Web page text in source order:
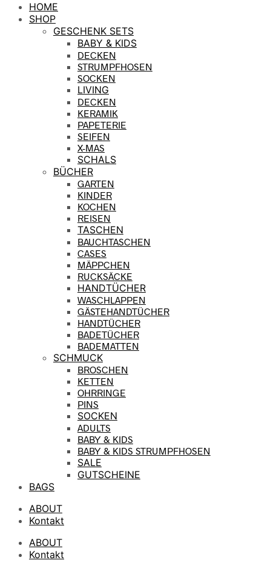
HOME
SHOP
GESCHENK SETS
BABY & KIDS
DECKEN
STRUMPFHOSEN
SOCKEN
LIVING
DECKEN
KERAMIK
PAPETERIE
SEIFEN
X-MAS
SCHALS
BÜCHER
GARTEN
KINDER
KOCHEN
REISEN
TASCHEN
BAUCHTASCHEN
CASES
MÄPPCHEN
RUCKSÄCKE
HANDTÜCHER
WASCHLAPPEN
GÄSTEHANDTÜCHER
HANDTÜCHER
BADETÜCHER
BADEMATTEN
SCHMUCK
BROSCHEN
KETTEN
OHRRINGE
PINS
SOCKEN
ADULTS
BABY & KIDS
BABY & KIDS STRUMPFHOSEN
SALE
GUTSCHEINE
BAGS
ABOUT
Kontakt
ABOUT
Kontakt